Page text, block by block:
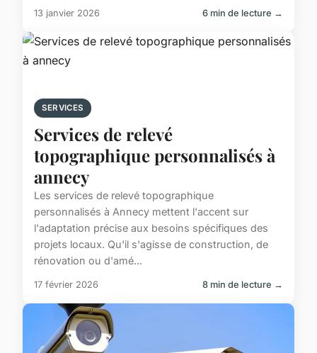
13 janvier 2026 6 min de lecture →
SERVICES
Services de relevé
topographique personnalisés à
annecy
Les services de relevé topographique
personnalisés à Annecy mettent l'accent sur
l'adaptation précise aux besoins spécifiques des
projets locaux. Qu'il s'agisse de construction, de
rénovation ou d'amé...
17 février 2026 8 min de lecture →